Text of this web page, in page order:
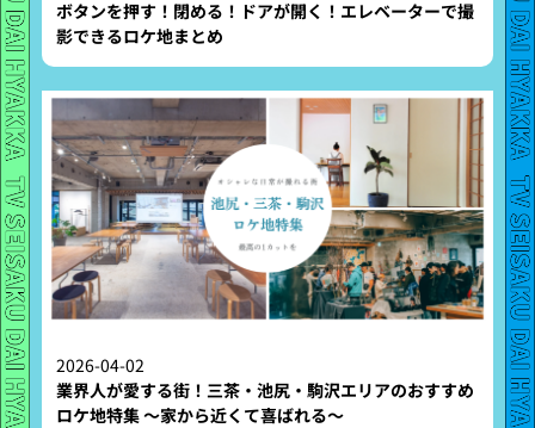
ボタンを押す！閉める！ドアが開く！エレベーターで撮
影できるロケ地まとめ
2026-04-02
業界人が愛する街！三茶・池尻・駒沢エリアのおすすめ
ロケ地特集 〜家から近くて喜ばれる〜